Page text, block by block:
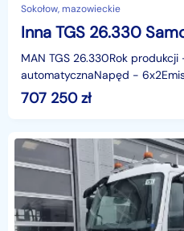
Sokołow, mazowieckie
MAN TGS 26.330Rok
automatycznaNapęd -
oś skrętnaDMC - 26 000
707 250zł